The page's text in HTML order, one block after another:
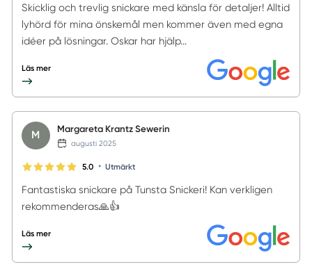
Skicklig och trevlig snickare med känsla för detaljer! Alltid
lyhörd för mina önskemål men kommer även med egna
idéer på lösningar. Oskar har hjälp...
Läs mer
M Margareta Krantz Sewerin
augusti 2025
5.0 • Utmärkt
Fantastiska snickare på Tunsta Snickeri! Kan verkligen
rekommenderas🙏👍
Läs mer